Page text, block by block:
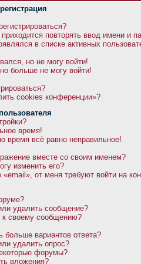
повторять ввод имени и
в списке активных
но не могу войти!
больше не могу войти!
cookies конференции»?
время!
время всё равно неправильное!
вместе со своим именем?
изменить его?
от меня требуют войти на
удалить сообщение?
к своему сообщению?
больше вариантов ответа?
удалить опрос?
форумы?
вложения?